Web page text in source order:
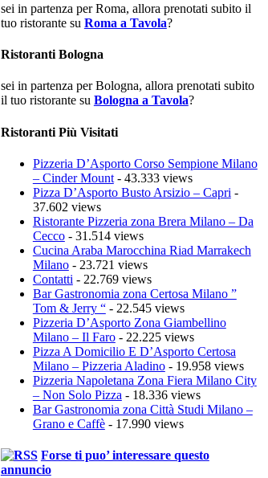
sei in partenza per Roma, allora prenotati subito il
tuo ristorante su Roma a Tavola?
Ristoranti Bologna
sei in partenza per Bologna, allora prenotati subito
il tuo ristorante su Bologna a Tavola?
Ristoranti Più Visitati
Pizzeria D’Asporto Corso Sempione Milano
– Cinder Mount- 43.333 views
Pizza D’Asporto Busto Arsizio – Capri -
37.602 views
Ristorante Pizzeria zona Brera Milano – Da
Cecco- 31.514 views
Cucina Araba Marocchina Riad Marrakech
Milano- 23.721 views
Contatti - 22.769 views
Bar Gastronomia zona Certosa Milano ”
Tom & Jerry “- 22.545 views
Pizzeria D’Asporto Zona Giambellino
Milano – Il Faro- 22.225 views
Pizza A Domicilio E D’Asporto Certosa
Milano – Pizzeria Aladino- 19.958 views
Pizzeria Napoletana Zona Fiera Milano City
– Non Solo Pizza - 18.336 views
Bar Gastronomia zona Città Studi Milano –
Grano e Caffè- 17.990 views
Forse ti puo’ interessare questo
annuncio